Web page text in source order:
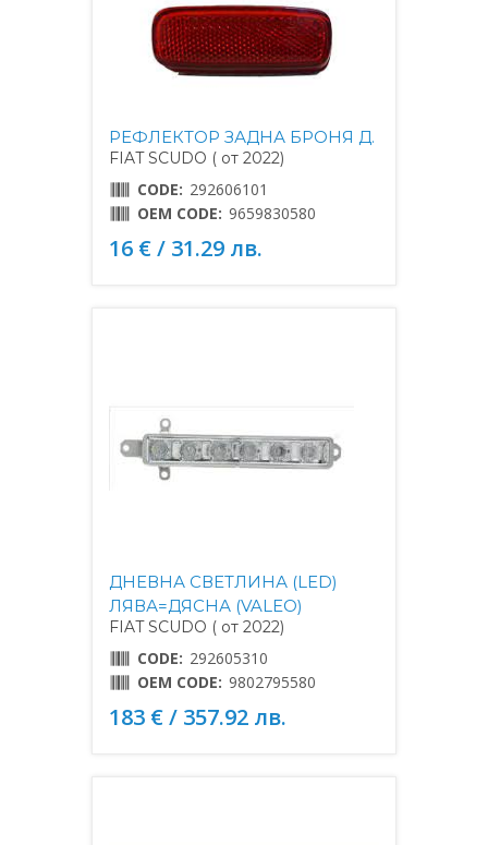
РЕФЛЕКТОР ЗАДНА БРОНЯ Д.
FIAT SCUDO ( от 2022)
CODE: 292606101
OEM CODE: 9659830580
16 € / 31.29 лв.
ДНЕВНА СВЕТЛИНА (LED)
ЛЯВА=ДЯСНА (VALEO)
FIAT SCUDO ( от 2022)
CODE: 292605310
OEM CODE: 9802795580
183 € / 357.92 лв.